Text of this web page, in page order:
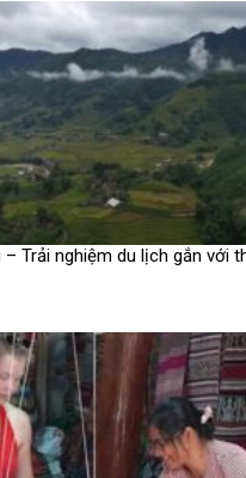
Trải nghiệm du lịch gắn với